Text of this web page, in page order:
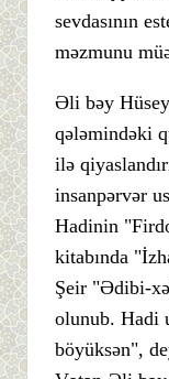
sevdasının
məzmunu
Əli bəy
qələmindəki
ilə
insanpərvər
Hadinin
kitabında
Şeir "Ədibi-
olunub. Hadi
böyüksən",